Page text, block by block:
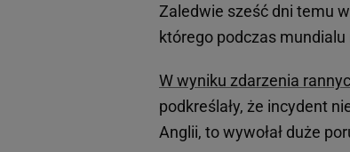
Zaledwie sześć dni temu
którego podczas
W wyniku zdarzenia
podkreślały, że incydent
Anglii, to wywołał duże